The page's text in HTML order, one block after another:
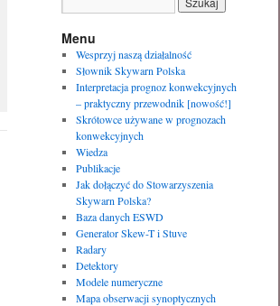
Menu
Wesprzyj naszą działalność
Słownik Skywarn Polska
Interpretacja prognoz konwekcyjnych
– praktyczny przewodnik [nowość!]
Skrótowce używane w prognozach
konwekcyjnych
Wiedza
Publikacje
Jak dołączyć do Stowarzyszenia
Skywarn Polska?
Baza danych ESWD
Generator Skew-T i Stuve
Radary
Detektory
Modele numeryczne
Mapa obserwacji synoptycznych